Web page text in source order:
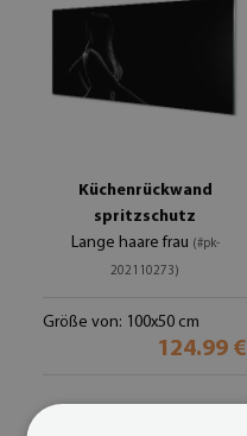
Küchenrückwand
spritzschutz
Lange haare frau (#pk-
202110273)
Größe von: 100x50 cm
124.99 €